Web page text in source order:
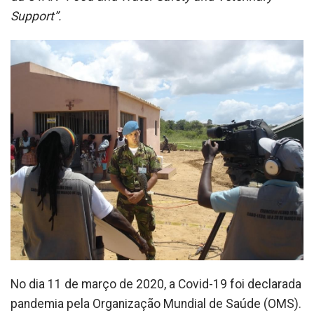
Support”.
No dia 11 de março de 2020, a Covid-19 foi declarada
pandemia pela Organização Mundial de Saúde (OMS).